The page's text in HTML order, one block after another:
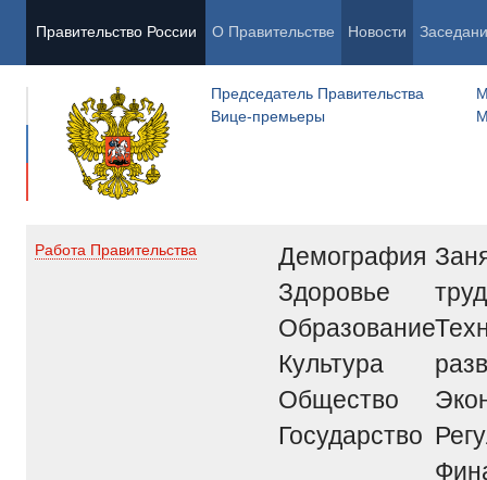
Правительство России О Правительстве Новости
Председатель Правительства
Вице-премьеры
Работа Правительства
Демография
Здоровье
Образование
Культура
Общество
Государство
труд